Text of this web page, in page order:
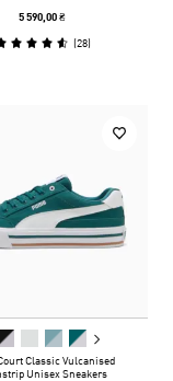
5 590,00 ₴
(28)
Classic Vulcanised
Unisex Sneakers